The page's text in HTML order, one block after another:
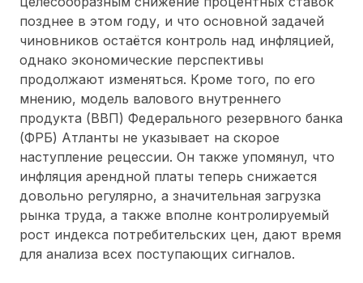
позднее в этом году, и что основной задачей
чиновников остаётся контроль над инфляцией,
однако экономические перспективы
продолжают изменяться. Кроме того, по его
мнению, модель валового внутреннего
продукта (ВВП) Федерального резервного банка
(ФРБ) Атланты не указывает на скорое
наступление рецессии. Он также упомянул, что
инфляция арендной платы теперь снижается
довольно регулярно, а значительная загрузка
рынка труда, а также вполне контролируемый
рост индекса потребительских цен, дают время
для анализа всех поступающих сигналов.